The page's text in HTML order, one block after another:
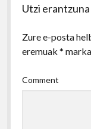
Utzi erantzuna
Zure e-posta
eremuak *
Comment